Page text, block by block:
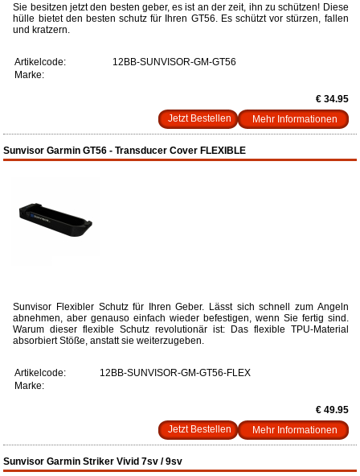
Sie besitzen jetzt den besten geber, es ist an der zeit, ihn zu schützen! Diese
hülle bietet den besten schutz für Ihren GT56. Es schützt vor stürzen, fallen
und kratzern.
Artikelcode:
12BB-SUNVISOR-GM-GT56
Marke:
€ 34.95
Mehr Informationen
Sunvisor Garmin GT56 - Transducer Cover FLEXIBLE
Sunvisor Flexibler Schutz für Ihren Geber. Lässt sich schnell zum Angeln
abnehmen, aber genauso einfach wieder befestigen, wenn Sie fertig sind.
Warum dieser flexible Schutz revolutionär ist: Das flexible TPU-Material
absorbiert Stöße, anstatt sie weiterzugeben.
Artikelcode:
12BB-SUNVISOR-GM-GT56-FLEX
Marke:
€ 49.95
Mehr Informationen
Sunvisor Garmin Striker Vivid 7sv / 9sv